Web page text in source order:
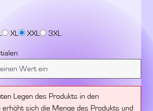
XL XXL 3XL
Legen des Produkts in den
sich die Menge des Produkts und